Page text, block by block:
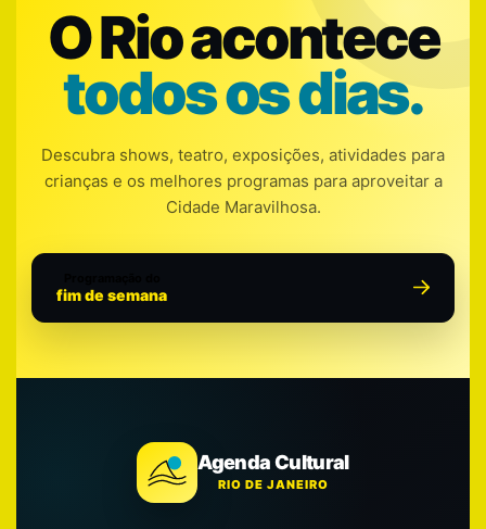
O Rio acontece
todos os dias.
Descubra shows, teatro, exposições, atividades para
crianças e os melhores programas para aproveitar a
Cidade Maravilhosa.
fim de semana
Agenda Cultural
RIO DE JANEIRO